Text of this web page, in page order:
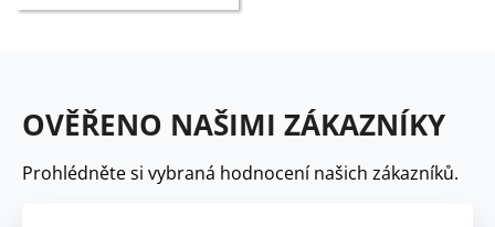
OVĚŘENO NAŠIMI ZÁKAZNÍKY
Prohlédněte si vybraná hodnocení našich zákazníků.